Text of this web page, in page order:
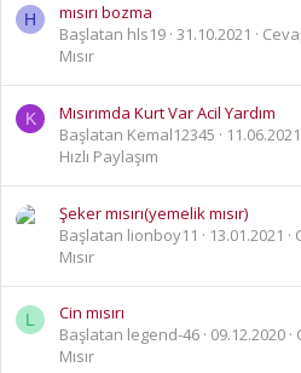
H
mısırı bozma
Başlatan hls19 31.10.2021
Mısır
K
Mısırımda Kurt Var Acil Yardım
Başlatan Kemal12345
11.06.2021
Hızlı Paylaşım
Şeker mısırı(yemelik mısır)
Başlatan lionboy11
13.01.2021
Mısır
L
Cin mısırı
Başlatan legend-46 09.12.2020
Mısır